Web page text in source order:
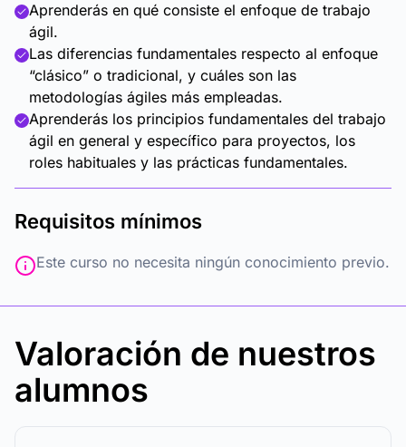
Aprenderás en qué consiste el enfoque de trabajo
ágil.
Las diferencias fundamentales respecto al enfoque
“clásico” o tradicional, y cuáles son las
metodologías ágiles más empleadas.
Aprenderás los principios fundamentales del trabajo
ágil en general y específico para proyectos, los
roles habituales y las prácticas fundamentales.
Requisitos mínimos
Este curso no necesita ningún conocimiento previo.
Valoración de nuestros
alumnos